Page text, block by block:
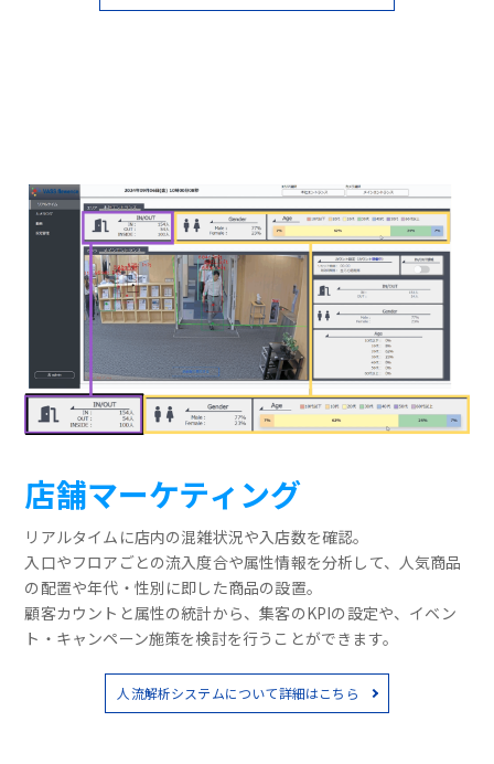
店舗マーケティング
リアルタイムに店内の混雑状況や入店数を確認。
入口やフロアごとの流入度合や属性情報を分析して、人気商品
の配置や年代・性別に即した商品の設置。
顧客カウントと属性の統計から、集客のKPIの設定や、イベン
ト・キャンペーン施策を検討を行うことができます。
人流解析システムについて詳細はこちら